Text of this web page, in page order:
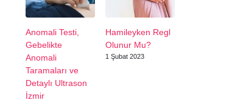
Anomali Testi,
Gebelikte
Anomali
Taramaları ve
Detaylı Ultrason
İzmir
Hamileyken Regl
Olunur Mu?
1 Şubat 2023